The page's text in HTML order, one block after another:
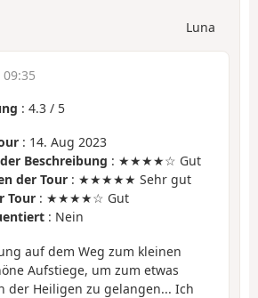
Luna
: 4.3 / 5
: 14. Aug 2023
Beschreibung : ★★★★☆ Gut
der Tour : ★★★★★ Sehr gut
Tour : ★★★★☆ Gut
: Nein
auf dem Weg zum kleinen
Aufstiege, um zum etwas
der Heiligen zu gelangen... Ich